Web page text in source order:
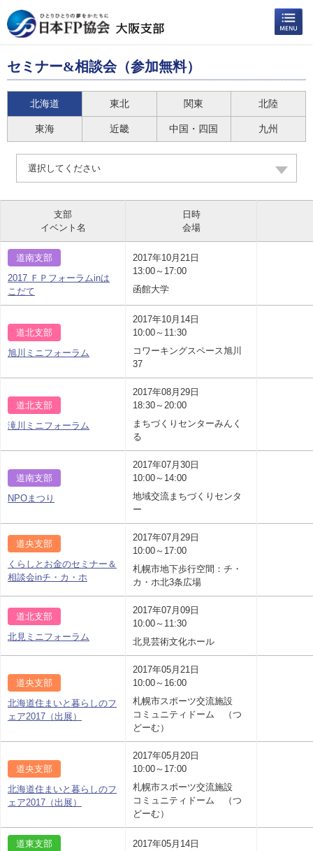
セミナー&相談会（参加無料）
北海道 東北 関東 北陸
東海 近畿 中国・四国 九州
選択してください
支部
イベント名
日時
会場
道南支部
2017 ＦＰフォーラムinは
こだて
2017年10月21日
13:00～17:00
函館大学
道北支部
旭川ミニフォーラム
2017年10月14日
10:00～11:30
コワーキングスペース旭川
37
道北支部
滝川ミニフォーラム
2017年08月29日
18:30～20:00
まちづくりセンターみんく
る
道南支部
NPOまつり
2017年07月30日
10:00～14:00
地域交流まちづくりセンタ
ー
道央支部
くらしとお金のセミナー＆
相談会inチ・カ・ホ
2017年07月29日
10:00～17:00
札幌市地下歩行空間：チ・
カ・ホ北3条広場
道北支部
北見ミニフォーラム
2017年07月09日
10:00～11:30
北見芸術文化ホール
道央支部
北海道住まいと暮らしのフ
ェア2017（出展）
2017年05月21日
10:00～16:00
札幌市スポーツ交流施設
コミュニティドーム （つ
どーむ）
道央支部
北海道住まいと暮らしのフ
ェア2017（出展）
2017年05月20日
10:00～17:00
札幌市スポーツ交流施設
コミュニティドーム （つ
どーむ）
道東支部
2017年05月14日